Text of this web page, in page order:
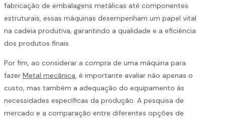
fabricação de embalagens metálicas até componentes
estruturais, essas máquinas desempenham um papel vital
na cadeia produtiva, garantindo a qualidade e a eficiência
dos produtos finais.
Por fim, ao considerar a compra de uma máquina para
fazer Metal mecânica , é importante avaliar não apenas o
custo, mas também a adequação do equipamento às
necessidades específicas da produção. A pesquisa de
mercado e a comparação entre diferentes opções de